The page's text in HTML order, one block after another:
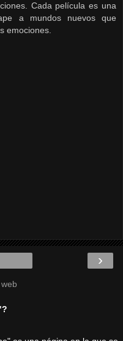
Cada película es una
a mundos nuevos que
emociones.
›